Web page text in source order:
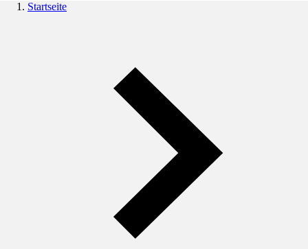
Startseite